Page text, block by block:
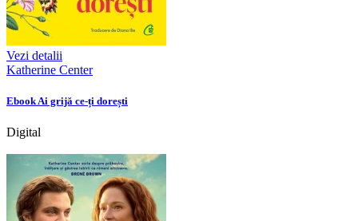
Vezi detalii
Katherine Center
Ebook Ai grijă ce-ți dorești
Digital